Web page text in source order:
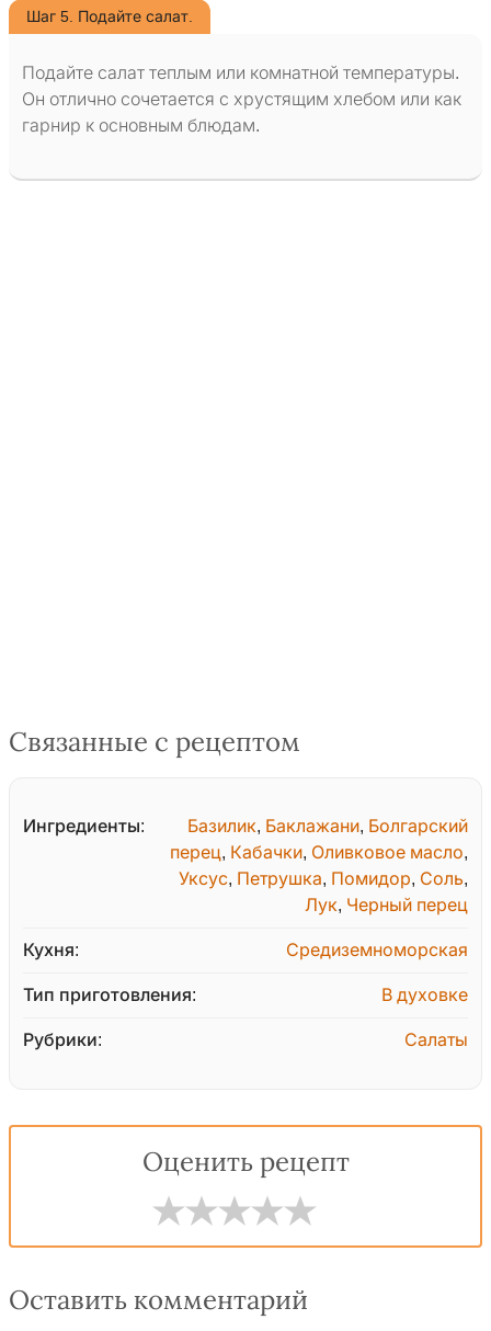
Шаг 5. Подайте салат.
Подайте салат теплым или комнатной температуры.
Он отлично сочетается с хрустящим хлебом или как
гарнир к основным блюдам.
Связанные с рецептом
Ингредиенты: Базилик, Баклажани, Болгарский
перец, Кабачки, Оливковое масло,
Уксус, Петрушка, Помидор, Соль,
Лук, Черный перец
Кухня: Средиземноморская
Тип приготовления: В духовке
Рубрики: Салаты
Оценить рецепт
Оставить комментарий